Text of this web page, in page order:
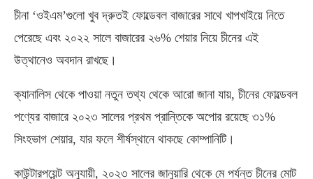
চীনা ‘ওইএম’গুলো খুব দ্রুতই ফোল্ডেবল বাজারের সাথে খাপখাইয়ে নিতে
পেরেছে এবং ২০২২ সালে বাজারের ২৬% শেয়ার নিয়ে চীনের এই
উত্থানেও অবদান রাখছে।
ক্যানালিস থেকে পাওয়া নতুন তথ্য থেকে আরো জানা যায়, চীনের ফোল্ডেবল
পণ্যের বাজারে ২০২৩ সালের প্রথম প্রান্তিকে অপোর রয়েছে ৩১%
সিংহভাগ শেয়ার, যার ফলে শীর্ষস্থানে থাকছে কোম্পানিটি।
কাউন্টারপয়েন্ট অনুযায়ী, ২০২৩ সালের জানুয়ারি থেকে মে পর্যন্ত চীনের মোট